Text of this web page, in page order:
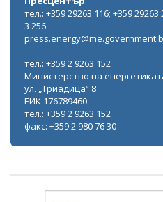
тел.: +359 29263 116; +359
3 256
тел.: +359 2 9263 152
Министерство на
ул. „Триадица“ 8
ЕИК 176789460
тел.: +359 2 9263 152
факс: +359 2 980 76 30